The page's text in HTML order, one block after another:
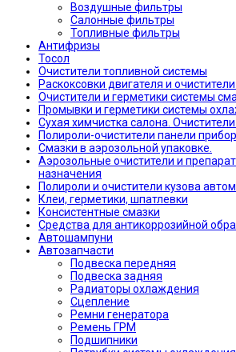
Воздушные фильтры
Салонные фильтры
Топливные фильтры
Антифризы
Тосол
Очистители топливной системы
Раскоксовки двигателя и
Очистители и герметики системы
Промывки и герметики системы
Сухая химчистка салона. Очистители
Полироли-очистители панели
Смазки в аэрозольной упаковке.
Аэрозольные очистители и
назначения
Полироли и очистители кузова
Клеи, герметики, шпатлевки
Консистентные смазки
Средства для антикоррозийной
Автошампуни
Автозапчасти
Подвеска передняя
Подвеска задняя
Радиаторы охлаждения
Сцепление
Ремни генератора
Ремень ГРМ
Подшипники